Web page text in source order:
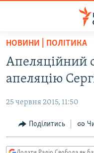
Перейти
основного
матеріалу
до
навігації
Перейти
ВСЕ ЗА ДОБУ
ПОЛІТИКА
ЕКОНОМІКА
ВІЙНА
РОСІЙСЬКА
НОВИНИ | ПОЛІТИКА
Апеляційний
апеляцію
25 червня 2015, 11:50
Поділитись